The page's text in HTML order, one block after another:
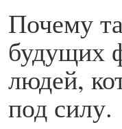
Почему
будущих
людей,
под силу.